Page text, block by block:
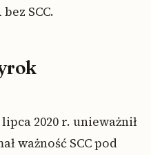
SCC.
lipca 2020 r. unieważnił
ważność SCC pod